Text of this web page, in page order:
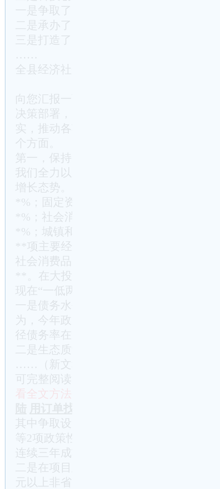
一是争取了一批荣誉、招牌
二是承办了一批活动、会议
三是打造了一批典型、经验
……
全县经济社会发展情况汇报提纲
向您汇报一下今年**的工作情况。我们
决策部署，聚焦“三大战略、八大行动”
实，推动各项工作迈上新台阶、取得新
个方面。
第一，保持了高增长，促进了高质量。
我们全力以赴抓项目、扩投资、兴产业
增长态势。1-10月，GDP增长**%；一
*%；固定资产投资增长**%；规模以上
*%；社会消费品零售总额增长**%；实
*%；城镇和
**项主要经济指标增幅超过全市平均水
社会消费品零售总额增速居全市前列，
**。在大投入、大发展的同时，也保持
现在“一低两高”上。
一是债务水平保持低位运行。我们坚持
为，今年政府债务余额为**亿元，债务
径债务率在全市处于较低风险水平。
二是生态质量保持较高水平。我们坚
……（新文秘网http://www.wm114.cn省
可完整阅读）……
看全文方法：
其中争取设备购置与更新改造贴息贷款
等2项政策性贷款额列全市第**；争取
连续三年成功争取长江经济带绿色发展
二是在项目建设上创新高。实施**个省
元以上非省大中型项目、**个“八大行动